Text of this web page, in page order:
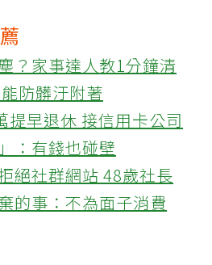
？家事達人教1分鐘清
防髒汙附著
提早退休 接信用卡公司
：有錢也碰壁
絕社群網站 48歲社長
的事：不為面子消費